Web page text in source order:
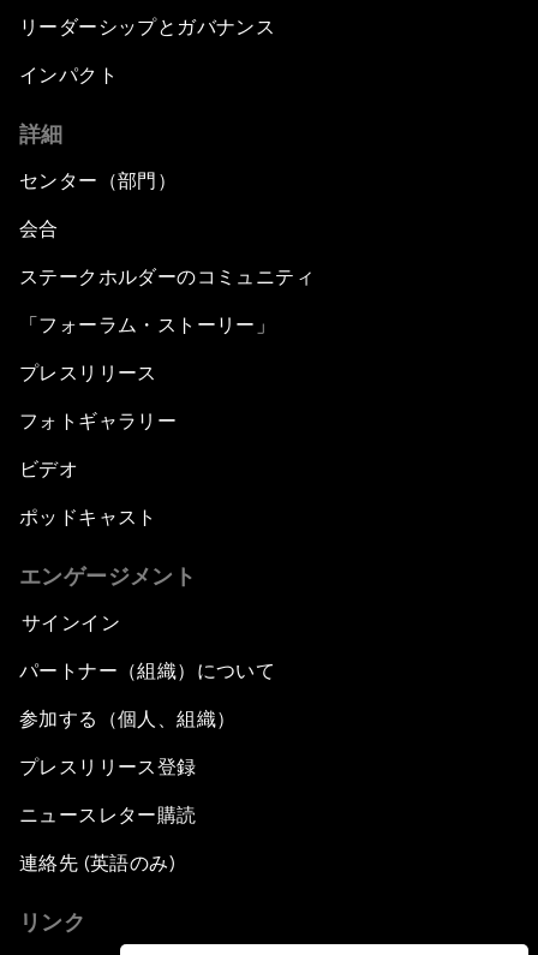
リーダーシップとガバナンス
インパクト
詳細
センター（部門）
会合
ステークホルダーのコミュニティ
「フォーラム・ストーリー」
プレスリリース
フォトギャラリー
ビデオ
ポッドキャスト
エンゲージメント
サインイン
パートナー（組織）について
参加する（個人、組織）
プレスリリース登録
ニュースレター購読
連絡先 (英語のみ)
リンク